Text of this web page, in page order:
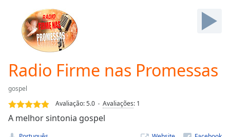
Backward
Skip
Forward
Current
Time0:00
Duration
Loaded:
0.00%
Radio Firme nas Promessas
gospel
Avaliação:5.0 Avaliações: 1
A melhor sintonia gospel